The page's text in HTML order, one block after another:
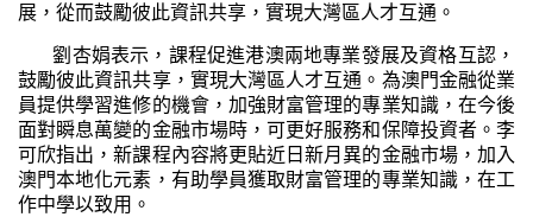
展，從而鼓勵彼此資訊共享，實現大灣區人才互通。
劉杏娟表示，課程促進港澳兩地專業發展及資格互認，
鼓勵彼此資訊共享，實現大灣區人才互通。為澳門金融從業
員提供學習進修的機會，加強財富管理的專業知識，在今後
面對瞬息萬變的金融市場時，可更好服務和保障投資者。李
可欣指出，新課程內容將更貼近日新月異的金融市場，加入
澳門本地化元素，有助學員獲取財富管理的專業知識，在工
作中學以致用。